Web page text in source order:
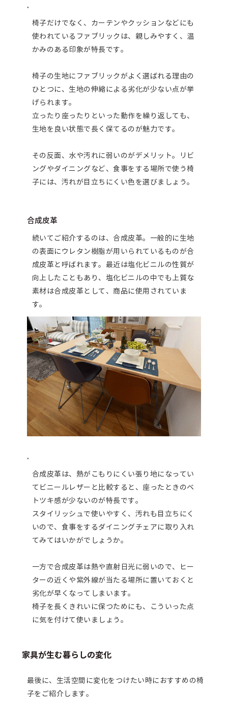
.
椅子だけでなく、カーテンやクッションなどにも
使われているファブリックは、親しみやすく、温
かみのある印象が特長です。
椅子の生地にファブリックがよく選ばれる理由の
ひとつに、生地の伸縮による劣化が少ない点が挙
げられます。
立ったり座ったりといった動作を繰り返しても、
生地を良い状態で長く保てるのが魅力です。
その反面、水や汚れに弱いのがデメリット。リビ
ングやダイニングなど、食事をする場所で使う椅
子には、汚れが目立ちにくい色を選びましょう。
合成皮革
続いてご紹介するのは、合成皮革。一般的に生地
の表面にウレタン樹脂が用いられているものが合
成皮革と呼ばれます。最近は塩化ビニルの性質が
向上したこともあり、塩化ビニルの中でも上質な
素材は合成皮革として、商品に使用されていま
す。
.
合成皮革は、熱がこもりにくい張り地になってい
てビニールレザーと比較すると、座ったときのベ
トツキ感が少ないのが特長です。
スタイリッシュで使いやすく、汚れも目立ちにく
いので、食事をするダイニングチェアに取り入れ
てみてはいかがでしょうか。
一方で合成皮革は熱や直射日光に弱いので、ヒー
ターの近くや紫外線が当たる場所に置いておくと
劣化が早くなってしまいます。
椅子を長くきれいに保つためにも、こういった点
に気を付けて使いましょう。
家具が生む暮らしの変化
最後に、生活空間に変化をつけたい時におすすめの椅
子をご紹介します。